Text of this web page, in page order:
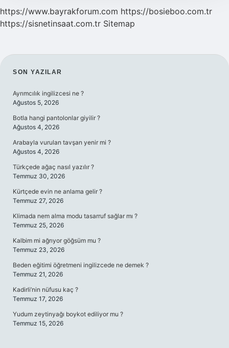
https://www.bayrakforum.com https://bosieboo.com.tr
https://sisnetinsaat.com.tr Sitemap
SIDEBAR
SON YAZILAR
Ayrımcılık ingilizcesi ne ?
Ağustos 5, 2026
Botla hangi pantolonlar giyilir ?
Ağustos 4, 2026
Arabayla vurulan tavşan yenir mi ?
Ağustos 4, 2026
Türkçede ağaç nasıl yazılır ?
Temmuz 30, 2026
Kürtçede evin ne anlama gelir ?
Temmuz 27, 2026
Klimada nem alma modu tasarruf sağlar mı ?
Temmuz 25, 2026
Kalbim mi ağrıyor göğsüm mu ?
Temmuz 23, 2026
Beden eğitimi öğretmeni ingilizcede ne demek ?
Temmuz 21, 2026
Kadirli’nin nüfusu kaç ?
Temmuz 17, 2026
Yudum zeytinyağı boykot ediliyor mu ?
Temmuz 15, 2026